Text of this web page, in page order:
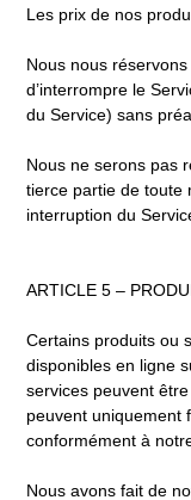
Les prix de nos
Nous nous
d’interrompre le
du Service) sans
Nous ne serons pas
tierce partie de toute
interruption du
ARTICLE 5 –
Certains produits ou
disponibles en ligne
services peuvent
peuvent uniquement
conformément à
Nous avons fait de